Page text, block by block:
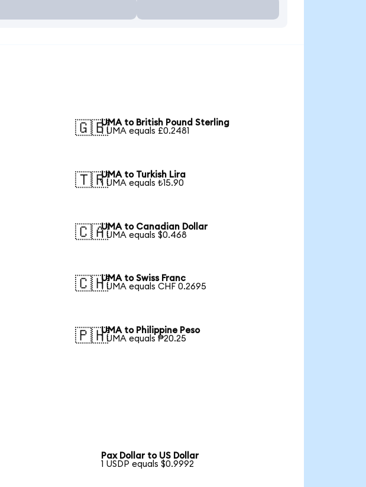
🇬🇧UMA to British Pound Sterling
1 UMA equals £0.2481
🇹🇷UMA to Turkish Lira
1 UMA equals ₺15.90
🇨🇦UMA to Canadian Dollar
1 UMA equals $0.468
🇨🇭UMA to Swiss Franc
1 UMA equals CHF 0.2695
🇵🇭UMA to Philippine Peso
1 UMA equals ₱20.25
Pax Dollar to US Dollar
1 USDP equals $0.9992